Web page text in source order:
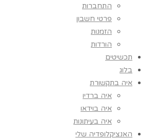
התחברות
פרטי חשבון
הזמנות
הורדות
תכשיטים
בלוג
איה בתקשורת
איה ברדיו
איה בוידאו
איה בעיתונות
האנציקלופדיה שלי